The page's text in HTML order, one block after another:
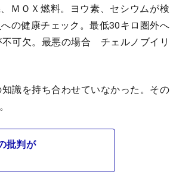
ＯＸ燃料。ヨウ素、セシウムが検
の健康チェック。最低30キロ圏外へ
可欠。最悪の場合 チェルノブイリ
識を持ち合わせていなかった。その
批判が